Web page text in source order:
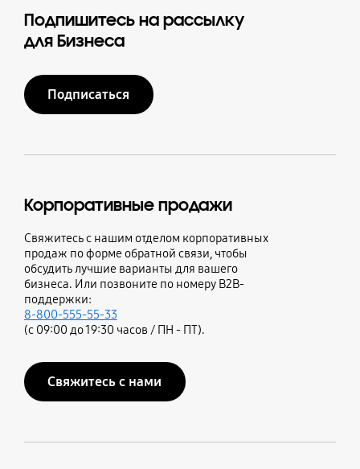
Подпишитесь на рассылку
для Бизнеса
Подписаться
Корпоративные продажи
Свяжитесь с нашим отделом корпоративных
продаж по форме обратной связи, чтобы
обсудить лучшие варианты для вашего
бизнеса. Или позвоните по номеру B2B-
поддержки:
8-800-555-55-33
(с 09:00 до 19:30 часов / ПН - ПТ).
Свяжитесь с нами